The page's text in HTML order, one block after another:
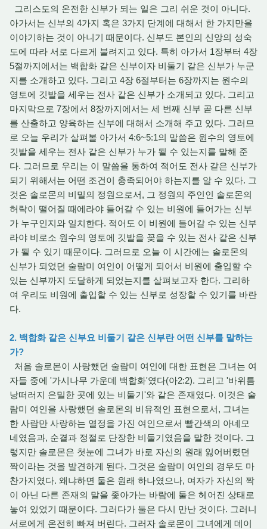
그리스도의 온전한 신부가 되는 일은 그리 쉬운 것이 아니다.
아가서는 신부의 4가지 혹은 3가지 단계에 대해서 한 가지만을
이야기하는 것이 아니기 때문이다. 신부도 본인의 신앙의 성숙
도에 따라 서로 다르게 불려지고 있다. 특히 아가서 1장부터 4장
5절까지에서는 백합화 같은 신부이자 비둘기 같은 신부가 누군
지를 소개하고 있다. 그리고 4장 6절부터는 6장까지는 원수의
영토에 깃발을 세우는 전사 같은 신부가 소개되고 있다. 그리고
마지막으로 7장에서 8장까지에서는 세 번째 신부 곧 다른 신부
를 산출하고 양육하는 신부에 대해서 소개해 주고 있다. 그러므
로 오늘 우리가 살펴볼 아가서 4:6~5:1의 말씀은 원수의 영토에
깃발을 세우는 전사 같은 신부가 누가 될 수 있는지를 말해 준
다. 그러므로 우리는 이 말씀을 통하여 적어도 전사 같은 신부가
되기 위해서는 어떤 조건이 충족되어야 하는지를 알 수 있다. 그
것은 솔로몬의 비밀의 정원으로서, 그 정원의 주인인 솔로몬의
허락이 떨어질 때에라야 들어갈 수 있는 비원에 들어가는 신부
가 누구인지와 일치한다. 적어도 이 비원에 들어갈 수 있는 신부
라야 비로소 원수의 영토에 깃발을 꽂을 수 있는 전사 같은 신부
가 될 수 있기 때문이다. 그러므로 오늘 이 시간에는 솔로몬의
신부가 되었던 술람미 여인이 어떻게 되어서 비원에 출입할 수
있는 신부까지 도달하게 되었는지를 살펴보고자 한다. 그리하
여 우리도 비원에 출입할 수 있는 신부로 성장할 수 있기를 바란
다.
2. 백합화 같은 신부요 비둘기 같은 신부란 어떤 신부를 말하는
가?
처음 솔로몬이 사랑했던 술람미 여인에 대한 표현은 그녀는 여
자들 중에 '가시나무 가운데 백합화'였다(아2:2). 그리고 '바위틈
낭떠러지 은밀한 곳에 있는 비둘기'와 같은 존재였다. 이것은 술
람미 여인을 사랑했던 솔로몬의 비유적인 표현으로서, 그녀는
한 사람만 사랑하는 열정을 가진 여인으로서 빨간색의 아네모
네였음과, 순결과 정절로 단장한 비둘기였음을 말한 것이다. 그
렇지만 솔로몬은 첫눈에 그녀가 바로 자신의 원래 잃어버렸던
짝이라는 것을 발견하게 된다. 그것은 술람미 여인의 경우도 마
찬가지였다. 왜냐하면 둘은 원래 하나였으나, 여자가 자신의 짝
이 아닌 다른 존재의 말을 좇아가는 바람에 둘은 헤어진 상태로
놓여 있었기 때문이다. 그러다가 둘은 다시 만난 것이다. 그러니
서로에게 온전히 빠져 버린다. 그러자 솔로몬이 그녀에게 데이